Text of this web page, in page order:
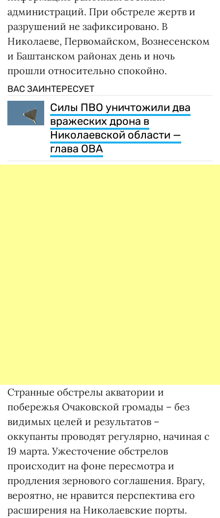
администраций. При обстреле жертв и
разрушений не зафиксировано. В
Николаеве, Первомайском, Вознесенском
и Баштанском районах день и ночь
прошли относительно спокойно.
ВАС ЗАИНТЕРЕСУЕТ
Силы ПВО уничтожили два
вражеских дрона в
Николаевской области —
глава ОВА
Странные обстрелы акватории и
побережья Очаковской громады – без
видимых целей и результатов –
оккупанты проводят регулярно, начиная с
19 марта. Ужесточение обстрелов
происходит на фоне пересмотра и
продления зернового соглашения. Врагу,
вероятно, не нравится перспектива его
расширения на Николаевские порты.